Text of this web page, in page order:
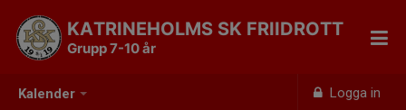
Kalender Logga in
KATRINEHOLMS SK FRIIDROTT
Grupp 7-10 år